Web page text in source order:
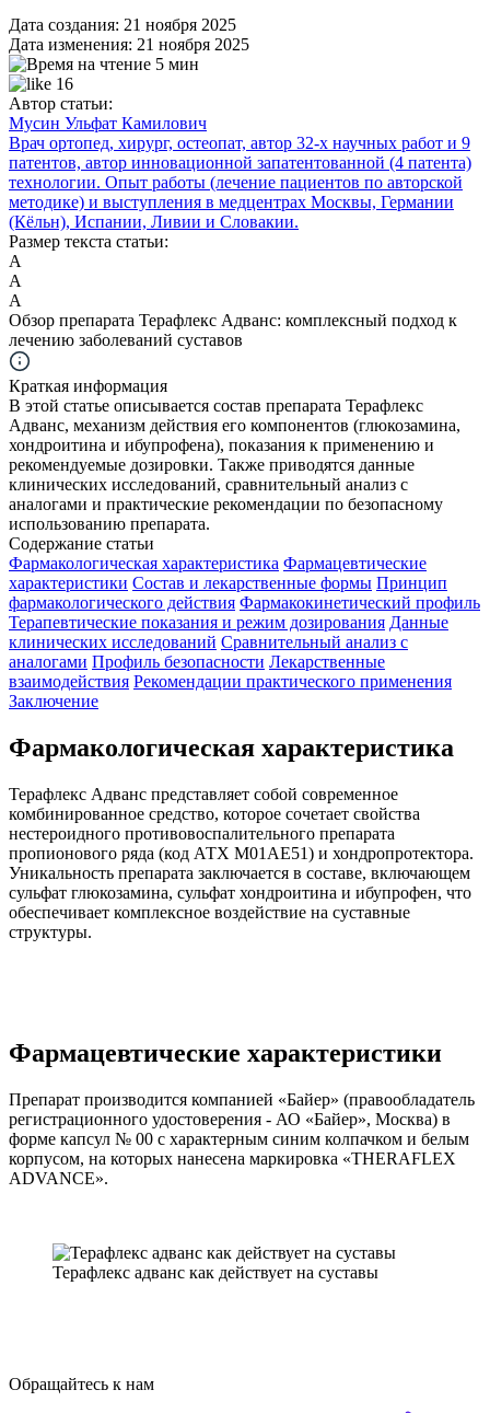
Дата создания: 21 ноября 2025
Дата изменения: 21 ноября 2025
5 мин
16
Автор статьи:
Мусин Ульфат Камилович
Врач ортопед, хирург, остеопат, автор 32-х научных работ и 9
патентов, автор инновационной запатентованной (4 патента)
технологии. Опыт работы (лечение пациентов по авторской
методике) и выступления в медцентрах Москвы, Германии
(Кёльн), Испании, Ливии и Словакии.
Размер текста статьи:
А
А
А
Обзор препарата Терафлекс Адванс: комплексный подход к
лечению заболеваний суставов
Краткая информация
В этой статье описывается состав препарата Терафлекс
Адванс, механизм действия его компонентов (глюкозамина,
хондроитина и ибупрофена), показания к применению и
рекомендуемые дозировки. Также приводятся данные
клинических исследований, сравнительный анализ с
аналогами и практические рекомендации по безопасному
использованию препарата.
Содержание статьи
Фармакологическая характеристика Фармацевтические
характеристики Состав и лекарственные формы Принцип
фармакологического действия Фармакокинетический профиль
Терапевтические показания и режим дозирования Данные
клинических исследований Сравнительный анализ с
аналогами Профиль безопасности Лекарственные
взаимодействия Рекомендации практического применения
Заключение
Фармакологическая характеристика
Терафлекс Адванс представляет собой современное
комбинированное средство, которое сочетает свойства
нестероидного противовоспалительного препарата
пропионового ряда (код АТХ M01AE51) и хондропротектора.
Уникальность препарата заключается в составе, включающем
сульфат глюкозамина, сульфат хондроитина и ибупрофен, что
обеспечивает комплексное воздействие на суставные
структуры.
Фармацевтические характеристики
Препарат производится компанией «Байер» (правообладатель
регистрационного удостоверения - АО «Байер», Москва) в
форме капсул № 00 с характерным синим колпачком и белым
корпусом, на которых нанесена маркировка «THERAFLEX
ADVANCE».
Терафлекс адванс как действует на суставы
Обращайтесь к нам